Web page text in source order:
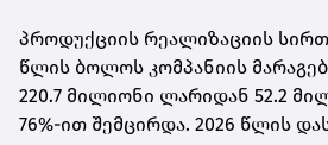
პროდუქციის რეალიზაციის
წლის ბოლოს კომპანიის
220.7 მილიონი ლარიდან 52.2
76%-ით შემცირდა. 2026 წლის